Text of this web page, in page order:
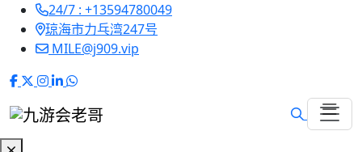
24/7 : +13594780049
琼海市力乓湾247号
MILE@j909.vip